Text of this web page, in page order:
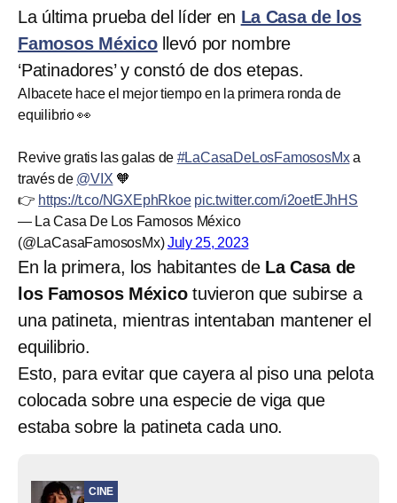
La última prueba del líder en La Casa de los
Famosos México llevó por nombre
‘Patinadores’ y constó de dos etepas.
Albacete hace el mejor tiempo en la primera ronda de
equilibrio 👀
Revive gratis las galas de #LaCasaDeLosFamososMxa
través de @VIX 🧡
👉 https://t.co/NGXEphRkoe pic.twitter.com/i2oetEJhHS
— La Casa De Los Famosos México
(@LaCasaFamososMx)July 25, 2023
En la primera, los habitantes de La Casa de
los Famosos Méxicotuvieron que subirse a
una patineta, mientras intentaban mantener el
equilibrio.
Esto, para evitar que cayera al piso una pelota
colocada sobre una especie de viga que
estaba sobre la patineta cada uno.
CINE